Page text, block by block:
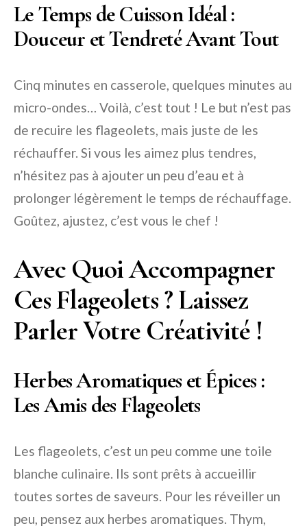
Le Temps de Cuisson Idéal :
Douceur et Tendreté Avant Tout
Cinq minutes en casserole, quelques minutes au
micro-ondes… Voilà, c’est tout ! Le but n’est pas
de recuire les flageolets, mais juste de les
réchauffer. Si vous les aimez plus tendres,
n’hésitez pas à ajouter un peu d’eau et à
prolonger légèrement le temps de réchauffage.
Goûtez, ajustez, c’est vous le chef !
Avec Quoi Accompagner
Ces Flageolets ? Laissez
Parler Votre Créativité !
Herbes Aromatiques et Épices :
Les Amis des Flageolets
Les flageolets, c’est un peu comme une toile
blanche culinaire. Ils sont prêts à accueillir
toutes sortes de saveurs. Pour les réveiller un
peu, pensez aux herbes aromatiques. Thym,